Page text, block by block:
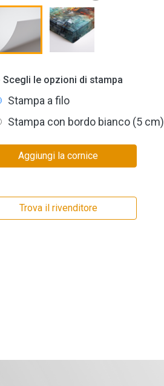
Scegli le opzioni di stampa
Stampa a filo
Stampa con bordo bianco (5 cm)
Aggiungi la cornice
Trova il rivenditore